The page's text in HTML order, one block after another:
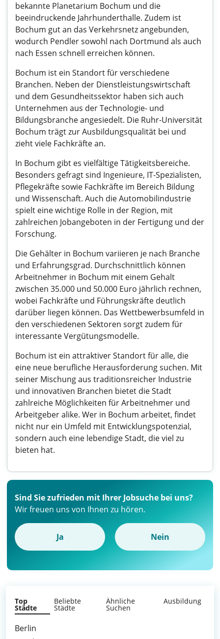
bekannte Planetarium Bochum und die
beeindruckende Jahrhunderthalle. Zudem ist
Bochum gut an das Verkehrsnetz angebunden,
wodurch Pendler sowohl nach Dortmund als auch
nach Essen schnell erreichen können.
Bochum ist ein Standort für verschiedene
Branchen. Neben der Dienstleistungswirtschaft
und dem Gesundheitssektor haben sich auch
Unternehmen aus der Technologie- und
Bildungsbranche angesiedelt. Die Ruhr-Universität
Bochum trägt zur Ausbildungsqualität bei und
zieht viele Fachkräfte an.
In Bochum gibt es vielfältige Tätigkeitsbereiche.
Besonders gefragt sind Ingenieure, IT-Spezialisten,
Pflegekräfte sowie Fachkräfte im Bereich Bildung
und Wissenschaft. Auch die Automobilindustrie
spielt eine wichtige Rolle in der Region, mit
zahlreichen Jobangeboten in der Fertigung und der
Forschung.
Die Gehälter in Bochum variieren je nach Branche
und Erfahrungsgrad. Durchschnittlich können
Arbeitnehmer in Bochum mit einem Gehalt
zwischen 35.000 und 50.000 Euro jährlich rechnen,
wobei Fachkräfte und Führungskräfte deutlich
darüber liegen können. Das Wettbewerbsumfeld in
den verschiedenen Sektoren sorgt zudem für
interessante Vergütungsmodelle.
Bochum ist ein attraktiver Standort für alle, die
eine neue berufliche Herausforderung suchen. Mit
seiner Mischung aus traditionsreicher Industrie
und innovativen Branchen bietet die Stadt
zahlreiche Möglichkeiten für Arbeitnehmer und
Arbeitgeber alike. Wer in Bochum arbeitet, findet
nicht nur ein Umfeld mit Entwicklungspotenzial,
sondern auch eine lebendige Stadt, die viel zu
bieten hat.
Sind Sie zufrieden mit Ihrer Jobsuche bei uns?
Wir freuen uns von Ihnen zu hören.
Ja Nein
Top
Städte
Beliebte
Städte
Ähnliche
Suchen
Ausbildung
Berlin